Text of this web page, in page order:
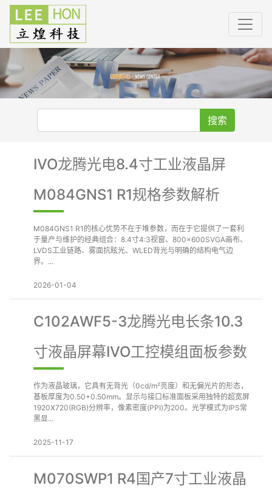
搜索
IVO龙腾光电8.4寸工业液晶屏
M084GNS1 R1规格参数解析
M084GNS1 R1的核心优势不在于堆参数，而在于它提供了一套利
于量产与维护的经典组合：8.4寸4:3视窗、800×600SVGA画布、
LVDS工业链路、雾面抗眩光、WLED背光与明确的结构电气边
界。...
2026-01-04
C102AWF5-3龙腾光电长条10.3
寸液晶屏幕IVO工控模组面板参数
作为液晶玻璃，它具有无背光（0cd/m²亮度）和无偏光片的形态，
基板厚度为0.50+0.50mm。显示与接口标准面板采用独特的超宽屏
1920X720(RGB)分辨率，像素密度(PPI)为200。光学模式为IPS常
黑显...
2025-11-17
M070SWP1 R4国产7寸工业液晶